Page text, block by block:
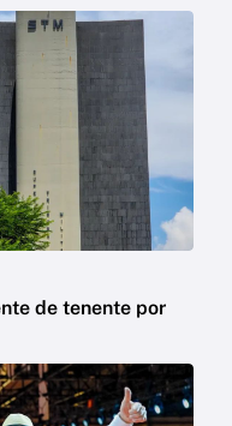
de tenente por